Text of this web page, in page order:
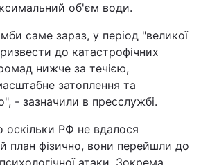
об'єм води.
саме зараз, у період "великої
до катастрофічних
нижче за течією,
затоплення та
- зазначили в пресслужбі.
РФ не вдалося
план фізично, вони перейшли до
атаки. Зокрема